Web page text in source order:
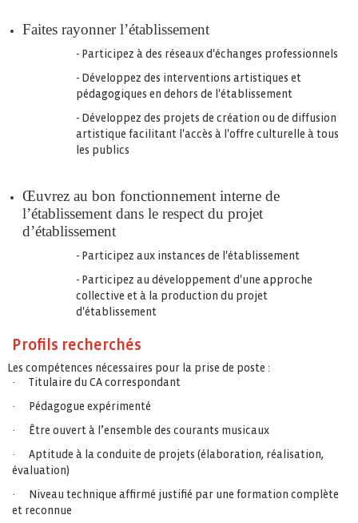
Faites rayonner l’établissement
- Participez à des réseaux d'échanges professionnels
- Développez des interventions artistiques et
pédagogiques en dehors de l'établissement
- Développez des projets de création ou de diffusion
artistique facilitant l'accès à l'offre culturelle à tous
les publics
Œuvrez au bon fonctionnement interne de
l’établissement dans le respect du projet
d’établissement
- Participez aux instances de l'établissement
- Participez au développement d'une approche
collective et à la production du projet
d'établissement
Profils recherchés
Les compétences nécessaires pour la prise de poste :
·
Titulaire du CA correspondant
·
Pédagogue expérimenté
·
Être ouvert à l’ensemble des courants musicaux
·
Aptitude à la conduite de projets (élaboration, réalisation,
évaluation)
·
Niveau technique affirmé justifié par une formation complète
et reconnue